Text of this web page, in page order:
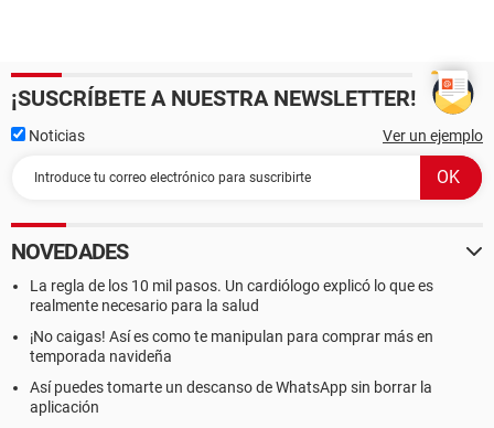
¡SUSCRÍBETE A NUESTRA NEWSLETTER!
Noticias Ver un ejemplo
NOVEDADES
La regla de los 10 mil pasos. Un cardiólogo explicó lo que es
realmente necesario para la salud
¡No caigas! Así es como te manipulan para comprar más en
temporada navideña
Así puedes tomarte un descanso de WhatsApp sin borrar la
aplicación